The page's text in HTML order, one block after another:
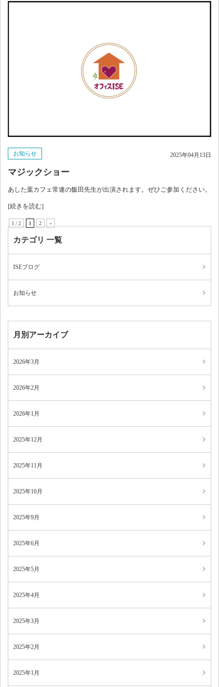
お知らせ 2025年04月13日
マジックショー
あした葉カフェ常連の飯田先生が出演されます。ぜひご参加ください。
[続きを読む]
1 / 2 1 2 »
カテゴリ 一覧
ISEブログ
お知らせ
月別アーカイブ
2026年3月
2026年2月
2026年1月
2025年12月
2025年11月
2025年10月
2025年9月
2025年6月
2025年5月
2025年4月
2025年3月
2025年2月
2025年1月